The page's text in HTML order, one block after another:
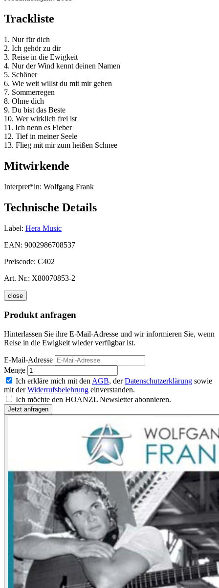
Trackliste
1. Nur für dich
2. Ich gehör zu dir
3. Reise in die Ewigkeit
4. Nur der Wind kennt deinen Namen
5. Schöner
6. Wie weit willst du mit mir gehen
7. Sommerregen
8. Ohne dich
9. Du bist das Beste
10. Wer wirklich frei ist
11. Ich nenn es Fieber
12. Tief in meiner Seele
13. Flieg mit mir zum heißen Schnee
Mitwirkende
Interpret*in: Wolfgang Frank
Technische Details
Label: Hera Music
EAN: 9002986708537
Preiscode: C402
Art. Nr.: X80070853-2
close
Produkt anfragen
Hinterlassen Sie ihre E-Mail-Adresse und wir informieren Sie, wenn
Reise in die Ewigkeit wieder verfügbar ist.
E-Mail-Adresse
Menge
Ich erkläre mich mit den AGB, derDatenschutzerklärung sowie
mit derWiderrufsbelehrung einverstanden.
Ich möchte den HOANZL Newsletter abonnieren.